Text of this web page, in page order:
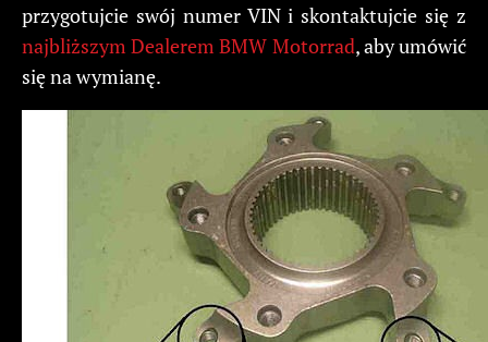
przygotujcie swój numer VIN i skontaktujcie się z
najbliższym Dealerem BMW Motorrad, aby umówić
się na wymianę.